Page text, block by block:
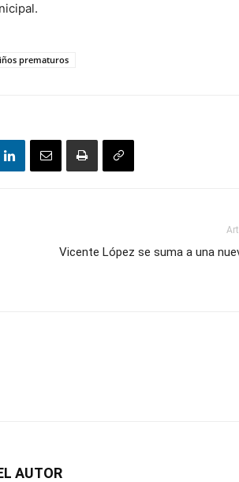
prematuros
Vicente López se suma a una
AUTOR